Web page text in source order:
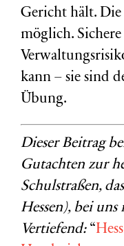
Gericht hält. Die
möglich.
kann – sie sind
Übung.
Dieser Beitrag
Gutachten zur
Schulstraßen,
Hessen), bei
Vertiefend: “